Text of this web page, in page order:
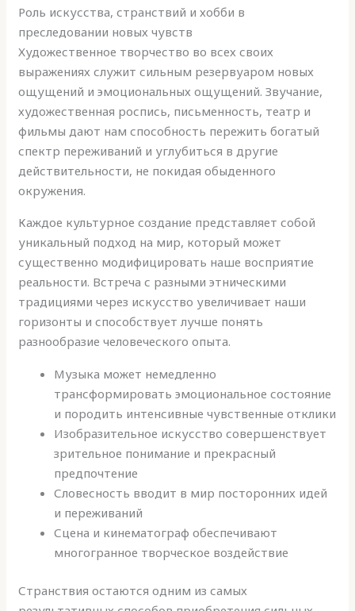
Роль искусства, странствий и хобби в
преследовании новых чувств
Художественное творчество во всех своих
выражениях служит сильным резервуаром новых
ощущений и эмоциональных ощущений. Звучание,
художественная роспись, письменность, театр и
фильмы дают нам способность пережить богатый
спектр переживаний и углубиться в другие
действительности, не покидая обыденного
окружения.
Каждое культурное создание представляет собой
уникальный подход на мир, который может
существенно модифицировать наше восприятие
реальности. Встреча с разными этническими
традициями через искусство увеличивает наши
горизонты и способствует лучше понять
разнообразие человеческого опыта.
Музыка может немедленно
трансформировать эмоциональное состояние
и породить интенсивные чувственные отклики
Изобразительное искусство совершенствует
зрительное понимание и прекрасный
предпочтение
Словесность вводит в мир посторонних идей
и переживаний
Сцена и кинематограф обеспечивают
многогранное творческое воздействие
Странствия остаются одним из самых